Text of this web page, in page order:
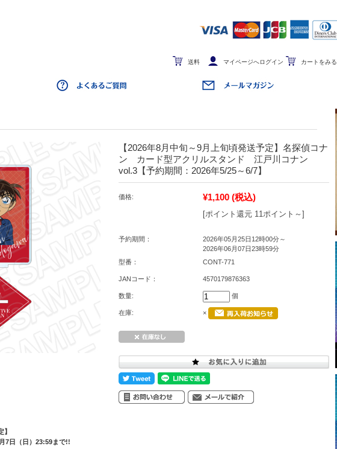
送料 マイページへログイン カートをみる
【2026年8月中旬～9月上旬頃発送予定】名探偵コナ
ン カード型アクリルスタンド 江戸川コナン
vol.3【予約期間：2026年5/25～6/7】
価格: ¥1,100 (税込)
[ポイント還元 11ポイント～]
予約期間：
2026年05月25日12時00分～
2026年06月07日23時59分
型番：
CONT-771
JANコード： 4570179876363
数量: 個
在庫: ×
】
7日（日）23:59まで!!